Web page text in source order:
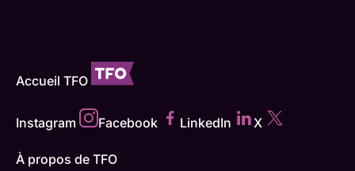
Accueil TFO
Instagram Facebook LinkedIn X
À propos de TFO